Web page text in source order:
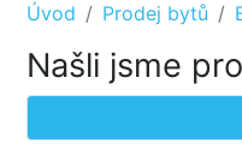
Úvod Prodej bytů
Našli jsme